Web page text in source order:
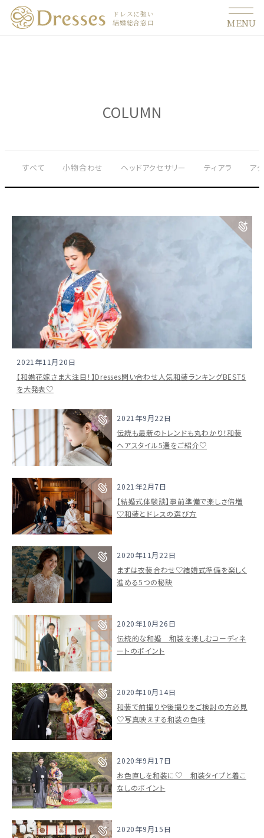
ドレスに強い
結婚総合窓口
MENU
COLUMN
すべて 小物合わせ ヘッドアクセサリー ティアラ ア
2021年11月20日
【和婚花嫁さま大注目！】Dresses問い合わせ人気和装ランキングBEST5
を大発表♡
2021年9月22日
伝統も最新のトレンドも丸わかり！和装
ヘアスタイル5選をご紹介♡
2021年2月7日
【結婚式体験談】事前準備で楽しさ倍増
♡和装とドレスの選び方
2020年11月22日
まずは衣装合わせ♡結婚式準備を楽しく
進める5つの秘訣
2020年10月26日
伝統的な和婚 和装を楽しむコーディネ
ートのポイント
2020年10月14日
和装で前撮りや後撮りをご検討の方必見
♡写真映えする和装の色味
2020年9月17日
お色直しを和装に♡ 和装タイプと着こ
なしのポイント
2020年9月15日